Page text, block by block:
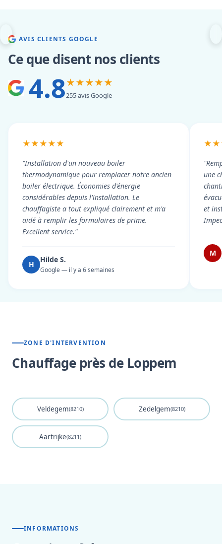
AVIS CLIENTS GOOGLE
Ce que disent nos clients
4.8★★★★★
255 avis Google
★★★★★
"Installation d'un nouveau boiler
thermodynamique pour remplacer notre ancien
boiler électrique. Économies d'énergie
considérables depuis l'installation. Le
chauffagiste a tout expliqué clairement et m'a
aidé à remplir les formulaires de prime.
Excellent service."
H
Hilde S.
Google — il y a 6 semaines
une
et
M
ZONE D'INTERVENTION
Chauffage près de Loppem
Veldegem(8210) Zedelgem(8210)
Aartrijke(8211)
INFORMATIONS